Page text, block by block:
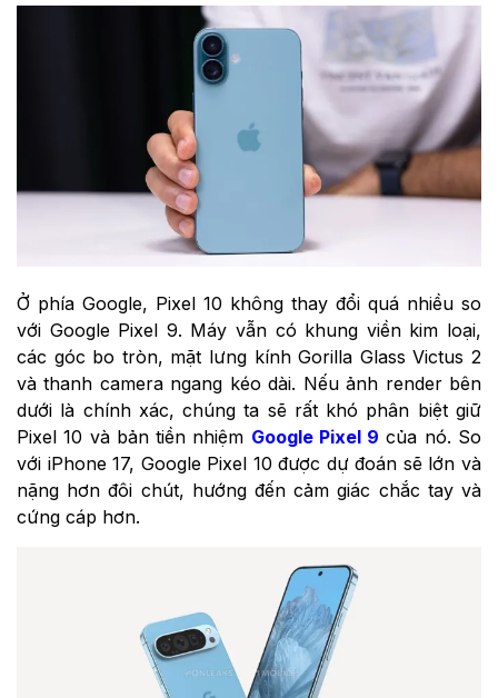
Ở phía Google, Pixel 10 không thay đổi quá nhiều so
với Google Pixel 9. Máy vẫn có khung viền kim loại,
các góc bo tròn, mặt lưng kính Gorilla Glass Victus 2
và thanh camera ngang kéo dài. Nếu ảnh render bên
dưới là chính xác, chúng ta sẽ rất khó phân biệt giữ
Pixel 10 và bản tiền nhiệm Google Pixel 9 của nó. So
với iPhone 17, Google Pixel 10 được dự đoán sẽ lớn và
nặng hơn đôi chút, hướng đến cảm giác chắc tay và
cứng cáp hơn.